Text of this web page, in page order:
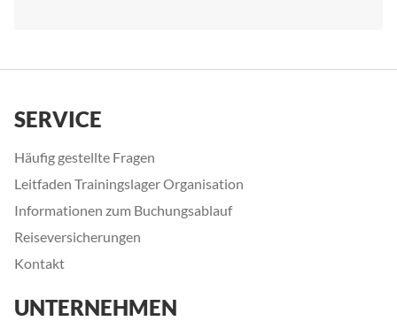
SERVICE
Häufig gestellte Fragen
Leitfaden Trainingslager Organisation
Informationen zum Buchungsablauf
Reiseversicherungen
Kontakt
UNTERNEHMEN